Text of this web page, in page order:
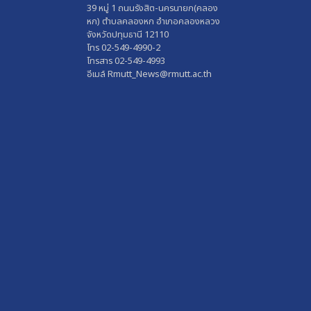
39 หมู่ 1 ถนนรังสิต-นครนายก(คลอง
หก) ตำบลคลองหก อำเภอคลองหลวง
จังหวัดปทุมธานี 12110
โทร 02-549-4990-2
โทรสาร 02-549-4993
อีเมล์ Rmutt_News@rmutt.ac.th